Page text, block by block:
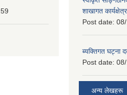
शाखागत
Post date:
ब्यक्तिगत घट्ना
Post date:
अन्य लेखहरू